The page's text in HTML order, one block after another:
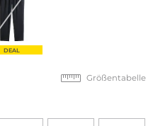
DEAL
Größentabelle